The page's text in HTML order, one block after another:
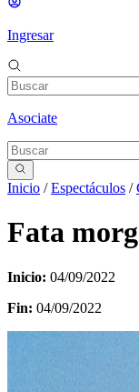
Ingresar
Asociate
Inicio /Espectáculos /
Fata
Inicio: 04/09/2022
Fin: 04/09/2022